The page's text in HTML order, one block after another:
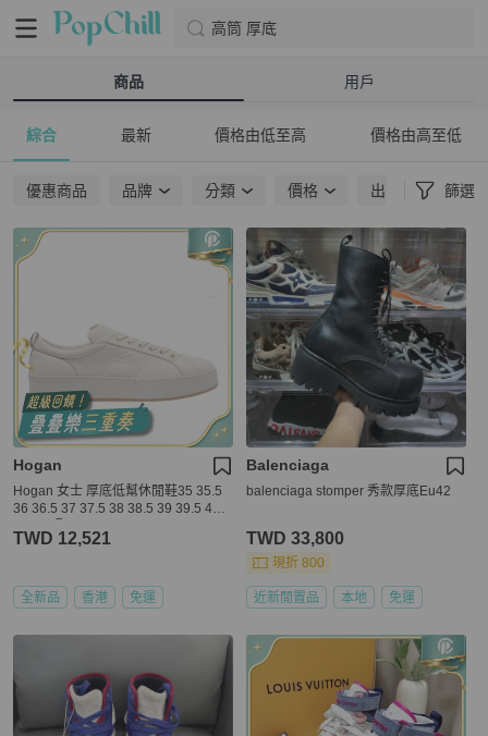
高筒 厚底
商品 用戶
綜合 最新 價格由低至高 價格由高至低
優惠商品 品牌 分類 價格 出貨地點 篩選
Hogan
Hogan 女士 厚底低幫休閒鞋35 35.5
36 36.5 37 37.5 38 38.5 39 39.5 40 4
TWD 12,521
全新品 香港 免運
Balenciaga
balenciaga stomper 秀款厚底Eu42
TWD 33,800
現折 800
近新閒置品 本地 免運